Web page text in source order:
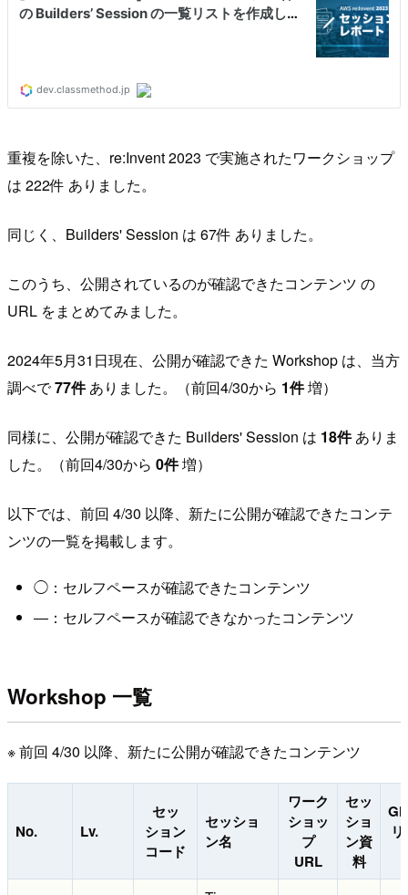
重複を除いた、re:Invent 2023 で実施されたワークショップ
は 222件 ありました。
同じく、Builders' Session は 67件 ありました。
このうち、公開されているのが確認できたコンテンツ の
URL をまとめてみました。
2024年5月31日現在、公開が確認できた Workshop は、当方
調べで77件ありました。（前回4/30から 1件増）
同様に、公開が確認できた Builders' Session は 18件ありま
した。（前回4/30から 0件増）
以下では、前回 4/30 以降、新たに公開が確認できたコンテ
ンツの一覧を掲載します。
◯：セルフペースが確認できたコンテンツ
―：セルフペースが確認できなかったコンテンツ
Workshop 一覧
※ 前回 4/30 以降、新たに公開が確認できたコンテンツ
No. Lv.
セッ
ション
コード
セッショ
ン名
ワーク
ショッ
プ
URL
セッ
ショ
ン資
料